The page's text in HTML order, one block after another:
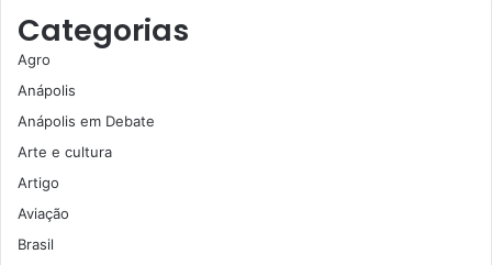
Categorias
Agro
Anápolis
Anápolis em Debate
Arte e cultura
Artigo
Aviação
Brasil